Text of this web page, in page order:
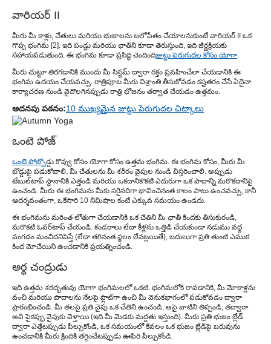
వారియర్ II
మీరు మీ కాళ్లు, చేతులు మరియు భుజాలను బలోపేతం చేయాలనుకుంటే వారియర్ II ఒక
గొప్ప భంగిమ [2]. ఇది పండ్లు మరియు ఛాతీని కూడా తెరుస్తుంది, ఇది జీర్ణక్రియకు
సహాయపడుతుంది. ఈ భంగిమ కూడా ప్రసిద్ధి చెందిందిజుట్టు పెరుగుదల కోసం యోగా.
మీరు చుట్టూ తిరగడానికి ముందు మీ సిస్టమ్ ద్వారా రక్తం ప్రవహించేలా చేయడానికి ఈ
భంగిమ ఉదయం చేయవచ్చు. రాత్రిపూట మీరు విశ్రాంతి తీసుకోవడం కష్టతరం చేసే ఏదైనా
కార్యాచరణ నుండి వైదొలగినప్పుడు రాత్రి భోజనం తర్వాత చేయడం ఉత్తమం.
అదనపు పఠనం:10 ముఖ్యమైన జుట్టు పెరుగుదల చిట్కాలు
ఒంటె పోజ్
ఒంటె పోజ్బొడ్డు కొవ్వు కోసం యోగా కోసం ఉత్తమ భంగిమ. ఈ భంగిమ కోసం, మీరు మీ
బొడ్డుపై పడుకోవాలి, మీ చేతులను మీ శరీరం వైపుల నుండి విస్తరించాలి. అప్పుడు
టేబుల్‌టాప్ స్థానానికి ఎత్తండి మరియు ఒకదానికొకటి ఎదురుగా ఒక పాదాన్ని మరొకదానిపై
ఉంచండి. మీరు ఈ భంగిమను మీకు సరైనదిగా భావించినంత కాలం పాటు ఉంచవచ్చు, కానీ
ఆదర్శవంతంగా, ఒకేసారి 10 నిమిషాల కంటే ఎక్కువ సమయం ఉండదు.
ఈ భంగిమను మరింత లోతుగా చేయడానికి ఒక చేతిని మీ ఛాతీ కిందకు తీసుకురండి,
మరొకటి ఓవర్‌టాప్ చేయండి. కండరాలు లేదా కీళ్లను ఒత్తిడి చేయకుండా నడుము వద్ద
వంగడం మంచిదనిపిస్తే (లేదా తగినంత స్థలం లేనట్లయితే), బదులుగా ప్రతి తుంటి ఎముక
కింద మోచేయిని ఉంచడానికి ప్రయత్నించండి.
అర్ధ చంద్రుడు
ఇది ఉత్తమ శరదృతువు యోగా భంగిమలలో ఒకటి. భంగిమలోకి రావడానికి, మీ మోకాళ్లను
వంచి మరియు పాదాలను నేలపై ఫ్లాట్‌గా ఉంచి మీ వెనుకభాగంలో పడుకోవడం ద్వారా
ప్రారంభించండి. మీ తలపై ప్రతి వైపు ఒక చేతిని ఉంచండి, ఆపై వాటిని తిప్పండి, తద్వారా
అవి పైకప్పు వైపుకు వెళ్తాయి (ఇది మీ మెడకు మద్దతు ఇస్తుంది). మీరు ప్రతి భుజం బ్లేడ్
ద్వారా ఎత్తేటప్పుడు పీల్చుకోండి; ఒక సమయంలో కేవలం ఒక భుజం బ్లేడ్‌పై బరువును
ఉంచడానికి మీరు క్రిందికి తగ్గించేటప్పుడు ఊపిరి పీల్చుకోండి.